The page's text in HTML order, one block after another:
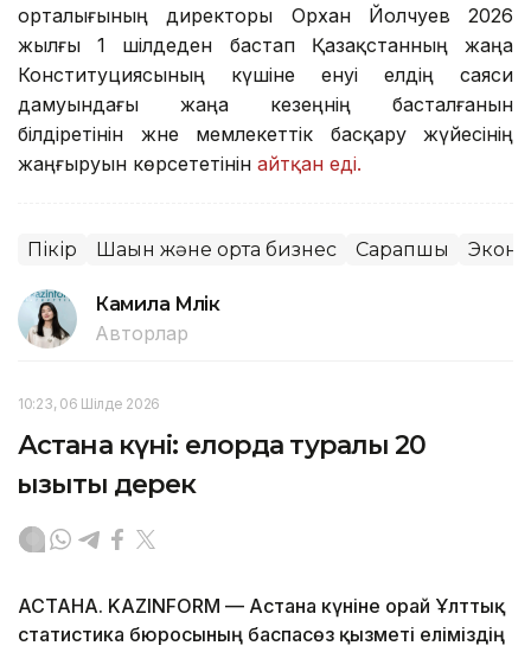
орталығының директоры Орхан Йолчуев 2026
жылғы 1 шілдеден бастап Қазақстанның жаңа
Конституциясының күшіне енуі елдің саяси
дамуындағы жаңа кезеңнің басталғанын
білдіретінін және мемлекеттік басқару жүйесінің
жаңғыруын көрсететінін айтқан еді.
Пікір Шағын және орта бизнес Сарапшы
Камила Мүлік
Авторлар
10:23, 06 Шілде 2026
Астана күні: елорда туралы 20
қызықты дерек
АСТАНА. KAZINFORM — Астана күніне орай Ұлттық
статистика бюросының баспасөз қызметі еліміздің